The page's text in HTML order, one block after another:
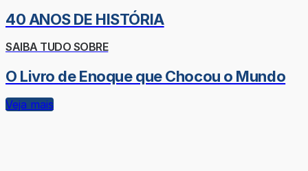
40 ANOS DE HISTÓRIA
SAIBA TUDO SOBRE
O Livro de Enoque que Chocou o Mundo
Veja mais